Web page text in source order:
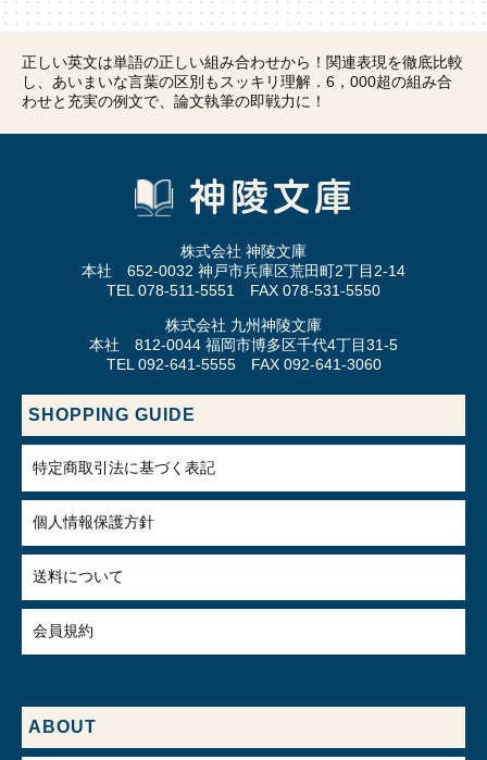
正しい英文は単語の正しい組み合わせから！関連表現を徹底比較
し、あいまいな言葉の区別もスッキリ理解．6，000超の組み合
わせと充実の例文で、論文執筆の即戦力に！
株式会社 神陵文庫
本社 652-0032 神戸市兵庫区荒田町2丁目2-14
TEL 078-511-5551 FAX 078-531-5550
株式会社 九州神陵文庫
本社 812-0044 福岡市博多区千代4丁目31-5
TEL 092-641-5555 FAX 092-641-3060
SHOPPING GUIDE
特定商取引法に基づく表記
個人情報保護方針
送料について
会員規約
ABOUT